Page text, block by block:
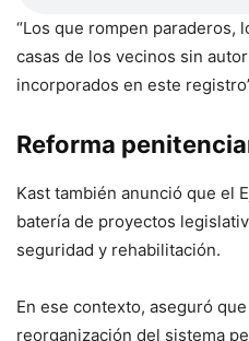
“Los que rompen paraderos,
casas de los vecinos sin
incorporados en este
Reforma
Kast también anunció que el
batería de proyectos
seguridad y rehabilitación.
En ese contexto, aseguró
reorganización del sistema